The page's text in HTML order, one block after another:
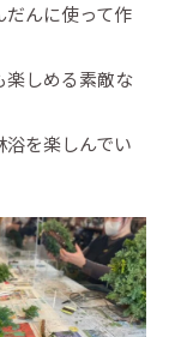
んに使って作
楽しめる素敵な
を楽しんでい